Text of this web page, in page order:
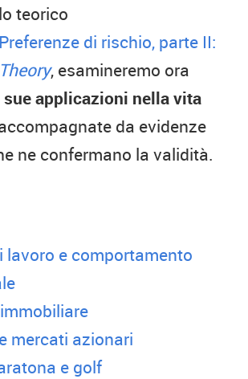
teorico
Preferenze di rischio, parte II:
, esamineremo ora
applicazioni nella vita
da evidenze
ne confermano la validità.
lavoro e comportamento
mercati azionari
e golf